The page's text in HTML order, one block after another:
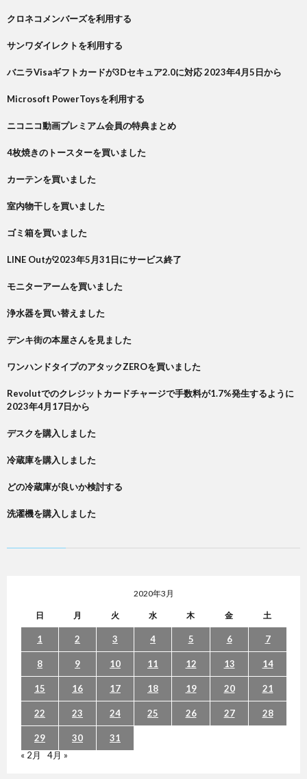
クロネコメンバーズを利用する
サンワダイレクトを利用する
バニラVisaギフトカードが3Dセキュア2.0に対応 2023年4月5日から
Microsoft PowerToysを利用する
ニコニコ動画プレミアム会員の特典まとめ
4枚焼きのトースターを買いました
カーテンを買いました
室内物干しを買いました
ゴミ箱を買いました
LINE Outが2023年5月31日にサービス終了
モニターアームを買いました
浄水器を買い替えました
デンキ街の本屋さんを見ました
ワンハンドタイプのアタックZEROを買いました
Revolutでのクレジットカードチャージで手数料が1.7%発生するように
2023年4月17日から
デスクを購入しました
冷蔵庫を購入しました
どの冷蔵庫が良いか検討する
洗濯機を購入しました
2020年3月
日 月 火 水 木 金 土
1 2 3 4 5 6 7
8 9 10 11 12 13 14
15 16 17 18 19 20 21
22 23 24 25 26 27 28
29 30
31
« 2月
4月 »